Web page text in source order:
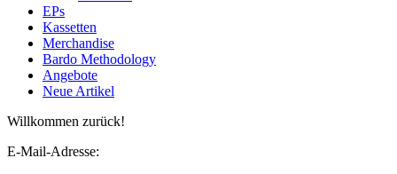
EPs
Kassetten
Merchandise
Bardo Methodology
Angebote
Neue Artikel
Willkommen zurück!
E-Mail-Adresse: